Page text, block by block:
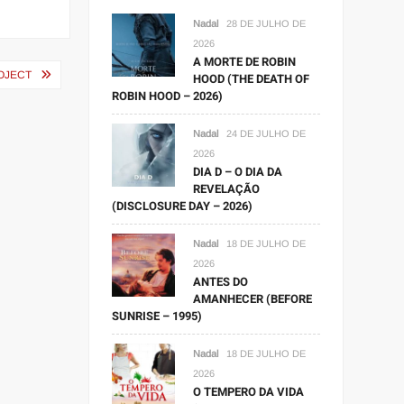
Nadal
28 DE JULHO DE
2026
A MORTE DE ROBIN
HOOD (THE DEATH OF
ROBIN HOOD – 2026)
Nadal
24 DE JULHO DE
2026
DIA D – O DIA DA
REVELAÇÃO
(DISCLOSURE DAY – 2026)
Nadal
18 DE JULHO DE
2026
ANTES DO
AMANHECER (BEFORE
SUNRISE – 1995)
Nadal
18 DE JULHO DE
2026
O TEMPERO DA VIDA